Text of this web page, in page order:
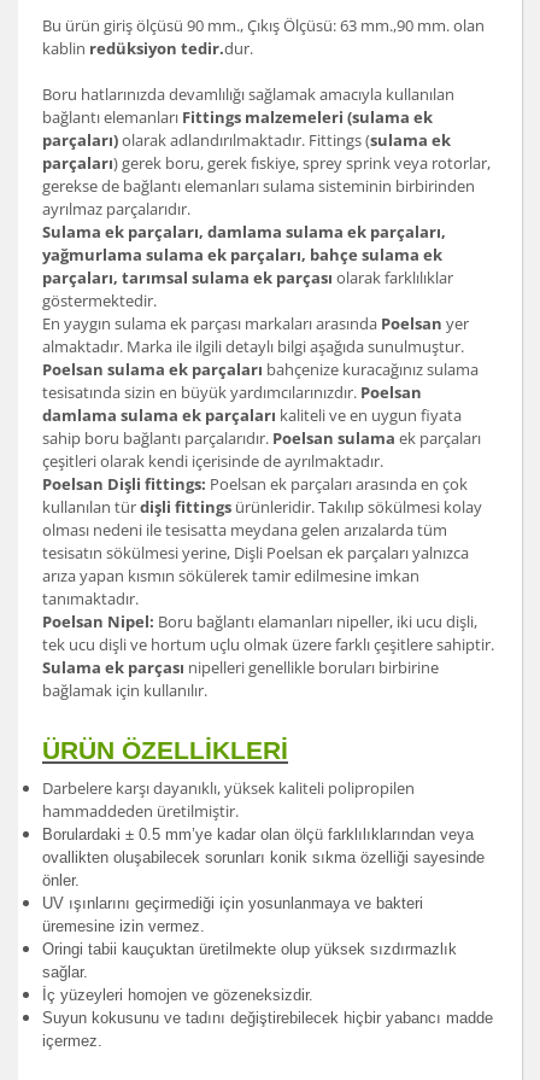
Bu ürün giriş ölçüsü 90 mm., Çıkış Ölçüsü: 63 mm.,90 mm. olan
kablin redüksiyon tedir.dur.
Boru hatlarınızda devamlılığı sağlamak amacıyla kullanılan
bağlantı elemanları Fittings malzemeleri (sulama ek
parçaları)olarak adlandırılmaktadır. Fittings (sulama ek
parçaları) gerek boru, gerek fıskiye, sprey sprink veya rotorlar,
gerekse de bağlantı elemanları sulama sisteminin birbirinden
ayrılmaz parçalarıdır.
Sulama ek parçaları, damlama sulama ek parçaları,
yağmurlama sulama ek parçaları, bahçe sulama ek
parçaları, tarımsal sulama ek parçası olarak farklılıklar
göstermektedir.
En yaygın sulama ek parçası markaları arasında Poelsan yer
almaktadır. Marka ile ilgili detaylı bilgi aşağıda sunulmuştur.
Poelsan sulama ek parçaları bahçenize kuracağınız sulama
tesisatında sizin en büyük yardımcılarınızdır. Poelsan
damlama sulama ek parçaları kaliteli ve en uygun fiyata
sahip boru bağlantı parçalarıdır. Poelsan sulama ek parçaları
çeşitleri olarak kendi içerisinde de ayrılmaktadır.
Poelsan Dişli fittings: Poelsan ek parçaları arasında en çok
kullanılan türdişli fittings ürünleridir. Takılıp sökülmesi kolay
olması nedeni ile tesisatta meydana gelen arızalarda tüm
tesisatın sökülmesi yerine, Dişli Poelsan ek parçaları yalnızca
arıza yapan kısmın sökülerek tamir edilmesine imkan
tanımaktadır.
Poelsan Nipel: Boru bağlantı elamanları nipeller, iki ucu dişli,
tek ucu dişli ve hortum uçlu olmak üzere farklı çeşitlere sahiptir.
Sulama ek parçası nipelleri genellikle boruları birbirine
bağlamak için kullanılır.
ÜRÜN ÖZELLİKLERİ
Darbelere karşı dayanıklı, yüksek kaliteli polipropilen
hammaddeden üretilmiştir.
Borulardaki ± 0.5 mm’ye kadar olan ölçü farklılıklarından veya
ovallikten oluşabilecek sorunları konik sıkma özelliği sayesinde
önler.
UV ışınlarını geçirmediği için yosunlanmaya ve bakteri
üremesine izin vermez.
Oringi tabii kauçuktan üretilmekte olup yüksek sızdırmazlık
sağlar.
İç yüzeyleri homojen ve gözeneksizdir.
Suyun kokusunu ve tadını değiştirebilecek hiçbir yabancı madde
içermez.